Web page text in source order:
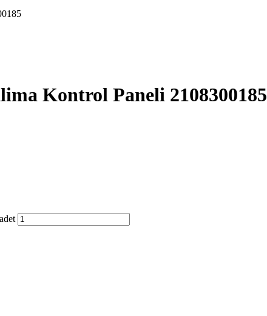
Kontrol Paneli 2108300185